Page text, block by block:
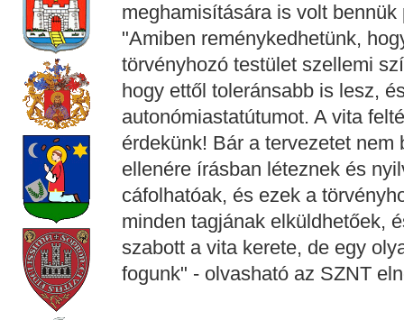
meghamisítására is volt bennük
"Amiben reménykedhetünk,
törvényhozó testület szellemi
hogy ettől toleránsabb is lesz,
autonómiastatútumot. A vita
érdekünk! Bár a tervezetet
ellenére írásban léteznek és
cáfolhatóak, és ezek a
minden tagjának elküldhetőek,
szabott a vita kerete, de egy
fogunk" - olvasható az SZNT